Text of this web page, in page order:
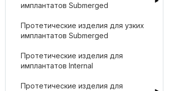
имплантатов Submerged
Протетические изделия для узких
имплантатов Submerged
Протетические изделия для
имплантатов Internal
Протетические изделия для